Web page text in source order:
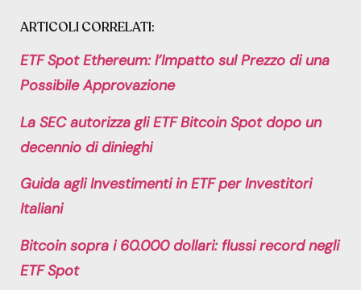
ARTICOLI CORRELATI:
ETF Spot Ethereum: l’Impatto sul Prezzo di una
Possibile Approvazione
La SEC autorizza gli ETF Bitcoin Spot dopo un
decennio di dinieghi
Guida agli Investimenti in ETF per Investitori
Italiani
Bitcoin sopra i 60.000 dollari: flussi record negli
ETF Spot